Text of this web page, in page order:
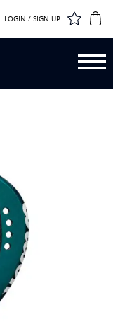
LOGIN / SIGN UP